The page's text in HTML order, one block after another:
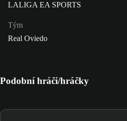
LALIGA EA SPORTS
Tým
Real Oviedo
Podobní hráči/hráčky